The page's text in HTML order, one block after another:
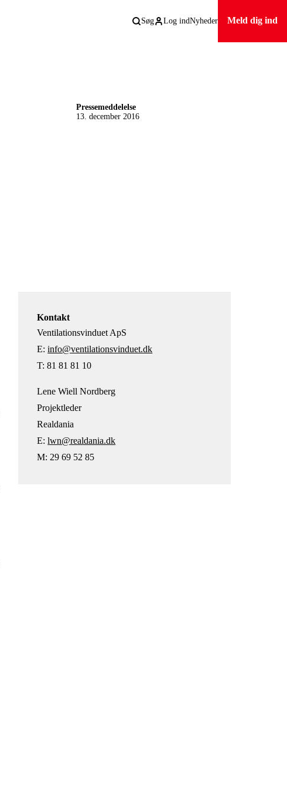
Søg Log indNyheder Meld dig ind
Pressemeddelelse
13. december 2016
Kontakt
Ventilationsvinduet ApS
E:info@ventilationsvinduet.dk
T: 81 81 81 10
Lene Wiell Nordberg
Projektleder
Realdania
E:lwn@realdania.dk
M: 29 69 52 85